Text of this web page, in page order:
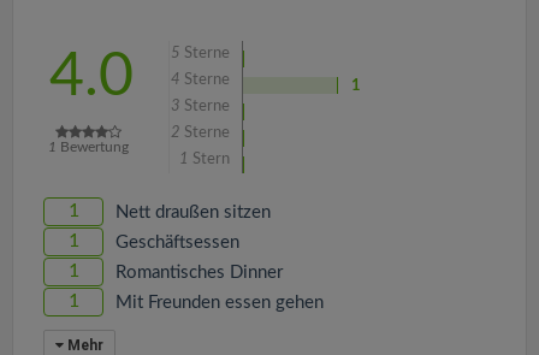
4.0
1 Bewertung
5 Sterne
4 Sterne
1
3 Sterne
2 Sterne
1 Stern
1 Nett draußen sitzen
1 Geschäftsessen
1 Romantisches Dinner
1 Mit Freunden essen gehen
Mehr